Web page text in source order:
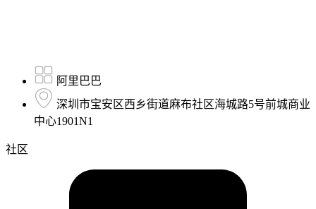
阿里巴巴
深圳市宝安区西乡街道麻布社区海城路5号前城商业
中心1901N1
社区